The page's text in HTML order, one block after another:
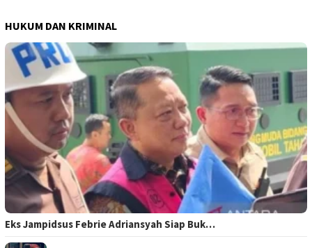
HUKUM DAN KRIMINAL
Eks Jampidsus Febrie Adriansyah Siap Buk…